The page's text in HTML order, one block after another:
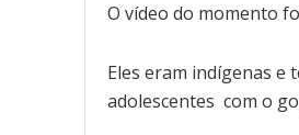
O vídeo do momento
Eles eram indígenas
adolescentes com o